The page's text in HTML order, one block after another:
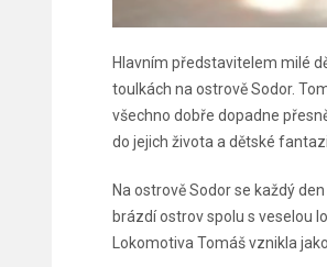
Hlavním představitelem milé
toulkách na ostrově Sodor.
všechno dobře dopadne
do jejich života a dětské
Na ostrově Sodor se každý
brázdí ostrov spolu s veselou
Lokomotiva Tomáš vznikla